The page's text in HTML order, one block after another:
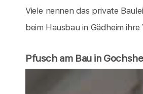
Viele nennen das private
beim Hausbau in Gädheim
Pfusch am Bau in